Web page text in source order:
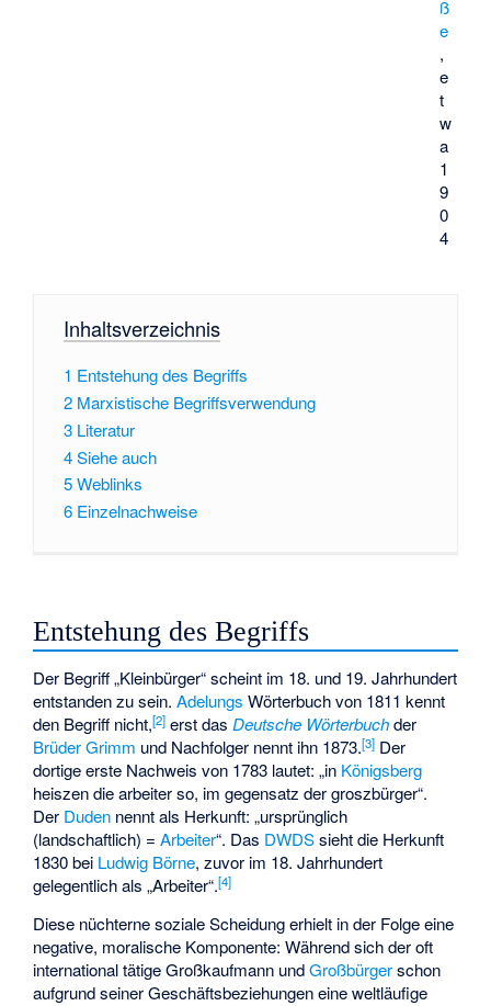
ß
e
,
e
t
w
a
1
9
0
4
Inhaltsverzeichnis
1 Entstehung des Begriffs
2 Marxistische Begriffsverwendung
3 Literatur
4Siehe auch
5Weblinks
6 Einzelnachweise
Entstehung des Begriffs
Der Begriff „Kleinbürger“ scheint im 18. und 19. Jahrhundert
entstanden zu sein.Adelungs Wörterbuch von 1811 kennt
den Begriff nicht,[2] erst dasDeutsche Wörterbuchder
Brüder Grimm und Nachfolger nennt ihn 1873.[3] Der
dortige erste Nachweis von 1783 lautet: „in Königsberg
heiszen die arbeiter so, im gegensatz der groszbürger“.
Der Duden nennt als Herkunft: „ursprünglich
(landschaftlich) =Arbeiter“. Das DWDSsieht die Herkunft
1830 bei Ludwig Börne, zuvor im 18. Jahrhundert
gelegentlich als „Arbeiter“.[4]
Diese nüchterne soziale Scheidung erhielt in der Folge eine
negative, moralische Komponente: Während sich der oft
international tätige Großkaufmann undGroßbürgerschon
aufgrund seiner Geschäftsbeziehungen eine weltläufige